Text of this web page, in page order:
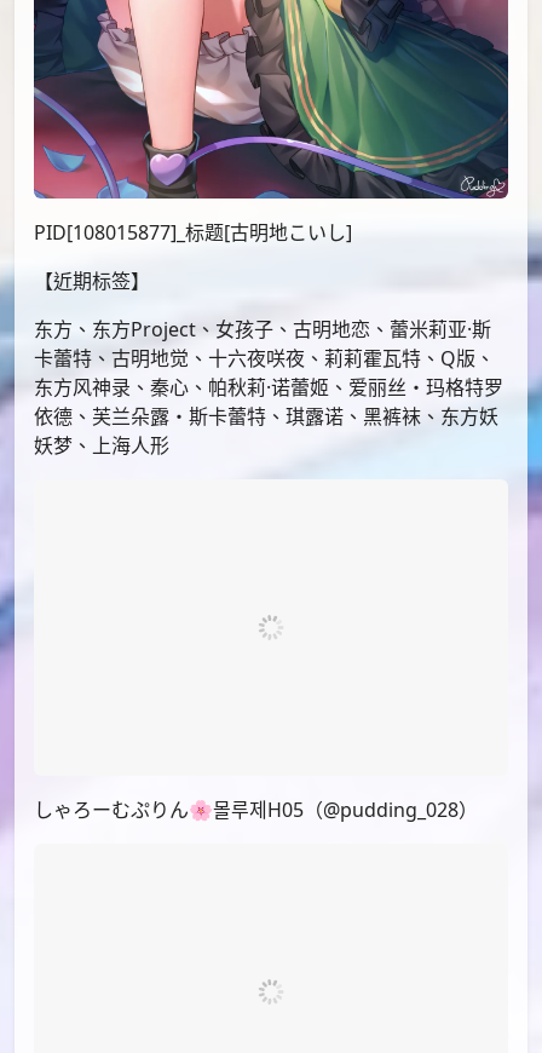
PID[108015877]_标题[古明地こいし]
【近期标签】
东方、东方Project、女孩子、古明地恋、蕾米莉亚·斯
卡蕾特、古明地觉、十六夜咲夜、莉莉霍瓦特、Q版、
东方风神录、秦心、帕秋莉·诺蕾姬、爱丽丝・玛格特罗
依德、芙兰朵露・斯卡蕾特、琪露诺、黑裤袜、东方妖
妖梦、上海人形
しゃろーむぷりん🌸몰루제H05（@pudding_028）